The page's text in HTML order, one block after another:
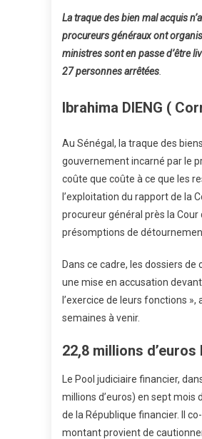
La traque des bien mal acquis
procureurs généraux ont
ministres sont en passe d’être
27 personnes arrêtées
Ibrahima DIENG (
Au Sénégal, la traque des
gouvernement incarné par le
coûte que coûte à ce que les
l’exploitation du rapport de la
procureur général près la Cour
présomptions de
Dans ce cadre, les dossiers
une mise en accusation
l’exercice de leurs fonctions
semaines à venir.
22,8 millions
Le Pool judiciaire financier,
millions d’euros) en sept mois
de la République financier. Il
montant provient de